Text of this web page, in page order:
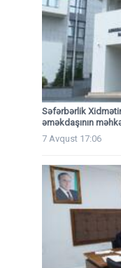
Səfərbərlik
əməkdaşının
7 Avqust 17:06